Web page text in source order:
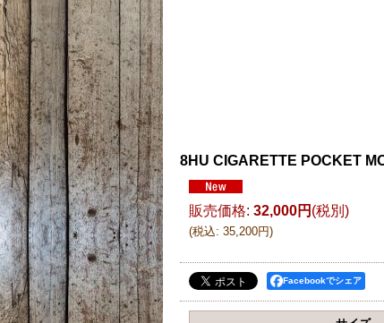
8HU CIGARETTE POCKET
販売価格: 32,000円 (税別)
(税込: 35,200円)
Facebookでシェア